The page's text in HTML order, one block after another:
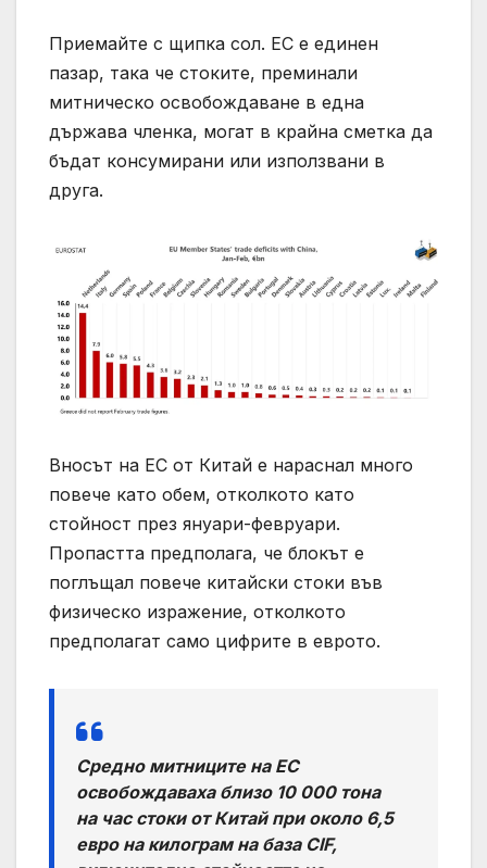
Приемайте с щипка сол. ЕС е единен
пазар, така че стоките, преминали
митническо освобождаване в една
държава членка, могат в крайна сметка да
бъдат консумирани или използвани в
друга.
Вносът на ЕС от Китай е нараснал много
повече като обем, отколкото като
стойност през януари-февруари.
Пропастта предполага, че блокът е
поглъщал повече китайски стоки във
физическо изражение, отколкото
предполагат само цифрите в еврото.
Средно митниците на ЕС
освобождаваха близо 10 000 тона
на час стоки от Китай при около 6,5
евро на килограм на база CIF,